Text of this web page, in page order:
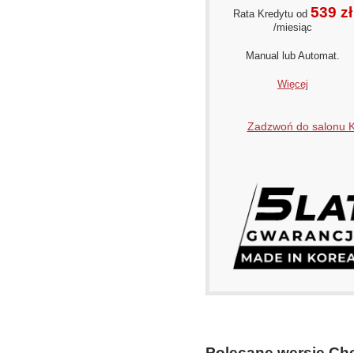
Rata Kredytu od 539 zł
/miesiąc
Manual lub Automat.
Więcej
Zadzwoń do salonu